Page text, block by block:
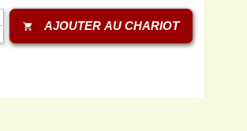
shopping_cart AJOUTER AU CHARIOT